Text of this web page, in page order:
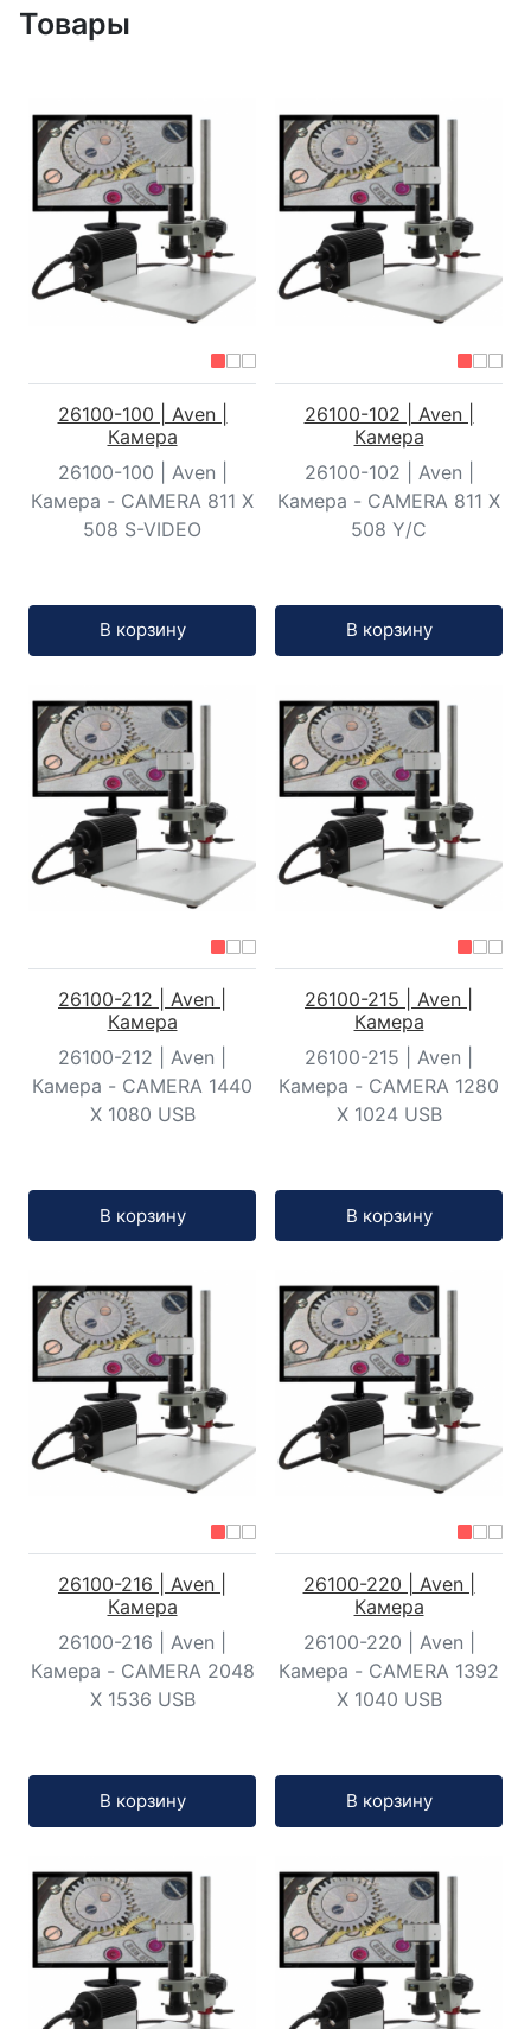
Товары
26100-100 | Aven |
Камера
26100-100 | Aven |
Камера - CAMERA 811 X
508 S-VIDEO
В корзину
26100-102 | Aven |
Камера
26100-102 | Aven |
Камера - CAMERA 811 X
508 Y/C
В корзину
26100-212 | Aven |
Камера
26100-212 | Aven |
Камера - CAMERA 1440
X 1080 USB
В корзину
26100-215 | Aven |
Камера
26100-215 | Aven |
Камера - CAMERA 1280
X 1024 USB
В корзину
26100-216 | Aven |
Камера
26100-216 | Aven |
Камера - CAMERA 2048
X 1536 USB
В корзину
26100-220 | Aven |
Камера
26100-220 | Aven |
Камера - CAMERA 1392
X 1040 USB
В корзину